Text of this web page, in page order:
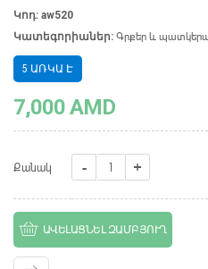
Կոդ: aw520
Կատեգորիաներ: Գրքեր և
5 ԱՌԿԱ Է
7,000AMD
Քանակ
«Սրբազան
Լուվրից
Հայաստանի
ԱՎԵԼԱՑՆԵԼ ԶԱՄԲՅՈՒՂ